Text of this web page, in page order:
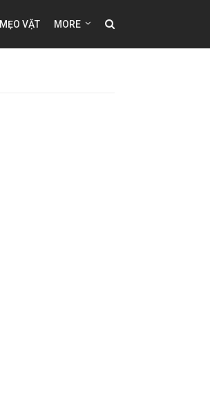
MẸO VẶT MORE